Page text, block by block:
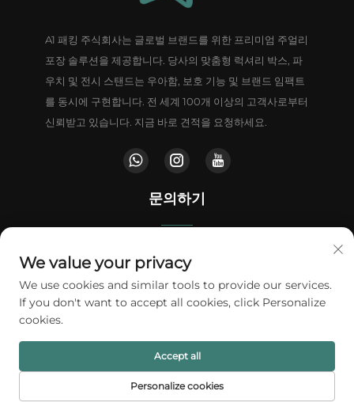
A1 패킹 주식회사는 글로벌 브랜드를 위한 프리미엄 주얼리
포장 솔루션을 제공합니다. 당사의 맞춤형 럭셔리 박스, 파
우치 및 전시 스탠드는 우아함, 보호 기능 및 브랜드 임팩트
를 동시에 구현합니다. 전 세계 100개 이상의 고객사로부터
신뢰받고 있습니다. 지금 바로 견적을 요청하세요.
문의하기
중국 광둥성 동관시 등위진 웬원로 남부 100번지 주푸 상업센터
+86-18802602550
[email protected]
저작권 © 2026 A1 패킹 주식회사. 모든 권리 보유.
We value your privacy
We use cookies and similar tools to provide our services.
If you don't want to accept all cookies, click Personalize
cookies.
Personalize cookies
Accept all